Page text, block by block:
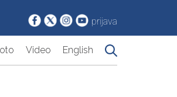
prijava
Video English